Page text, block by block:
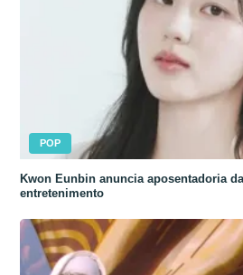
POP
Kwon Eunbin anuncia aposentadoria
entretenimento